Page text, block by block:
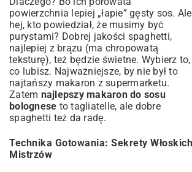
powierzchnia lepiej „łapie” gęsty sos. Ale
hej, kto powiedział, że musimy być
purystami? Dobrej jakości spaghetti,
najlepiej z brązu (ma chropowatą
teksturę), też będzie świetne. Wybierz to,
co lubisz. Najważniejsze, by nie był to
najtańszy makaron z supermarketu.
Zatem najlepszy makaron do sosu
bolognese to tagliatelle, ale dobre
spaghetti też da radę.
Technika Gotowania: Sekrety Włoskich
Mistrzów